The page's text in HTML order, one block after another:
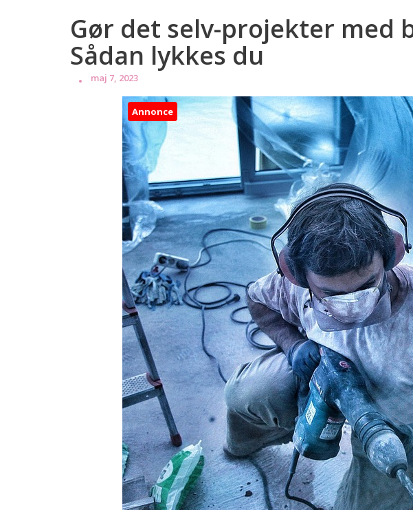
Gør det selv-projekter med
Sådan lykkes du
maj 7, 2023
Annonce